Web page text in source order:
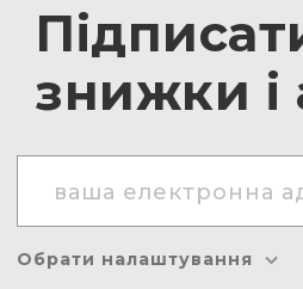
знижки і
Обрати налаштування